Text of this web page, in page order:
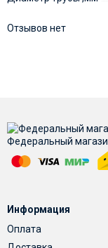
Отзывов нет
Федеральный
Информация
Оплата